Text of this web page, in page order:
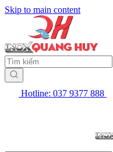
Skip to main content
Hotline: 037 9377 888